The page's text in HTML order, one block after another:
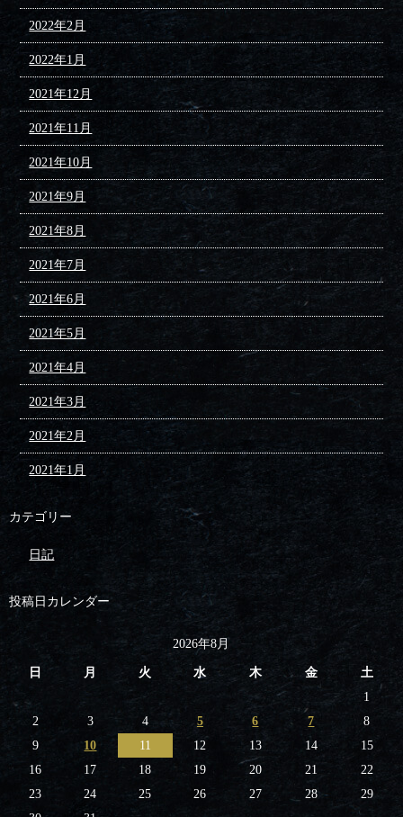
2022年2月
2022年1月
2021年12月
2021年11月
2021年10月
2021年9月
2021年8月
2021年7月
2021年6月
2021年5月
2021年4月
2021年3月
2021年2月
2021年1月
カテゴリー
日記
投稿日カレンダー
2026年8月
日 月 火 水 木 金
土
1
2
3 4 5 6 7
8
9
10 11 12 13 14
15
16
17 18 19 20 21
22
23
24 25 26 27 28
29